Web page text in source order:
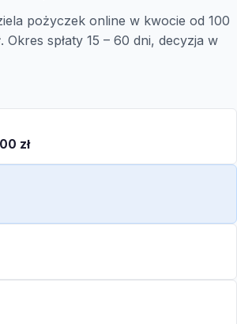
pożyczek online w kwocie od 100
Okres spłaty 15 – 60 dni, decyzja w
zł